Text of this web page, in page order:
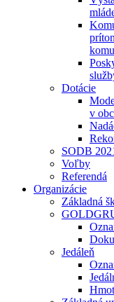
Dotácie
v
SODB
Voľby
Referendá
Organizácie
Základná
Jedáleň